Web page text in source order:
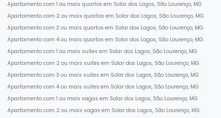
Apartamento com 1 ou mais quartos em Solar dos Lagos, São Lourenço, MG
Apartamento com 2 ou mais quartos em Solar dos Lagos, São Lourenço, MG
Apartamento com 3 ou mais quartos em Solar dos Lagos, São Lourenço, MG
Apartamento com 4 ou mais quartos em Solar dos Lagos, São Lourenço, MG
Apartamento com 1 ou mais suites em Solar dos Lagos, São Lourenço, MG
Apartamento com 2 ou mais suites em Solar dos Lagos, São Lourenço, MG
Apartamento com 3 ou mais suites em Solar dos Lagos, São Lourenço, MG
Apartamento com 4 ou mais suites em Solar dos Lagos, São Lourenço, MG
Apartamento com 1 ou mais vagas em Solar dos Lagos, São Lourenço, MG
Apartamento com 2 ou mais vagas em Solar dos Lagos, São Lourenço, MG